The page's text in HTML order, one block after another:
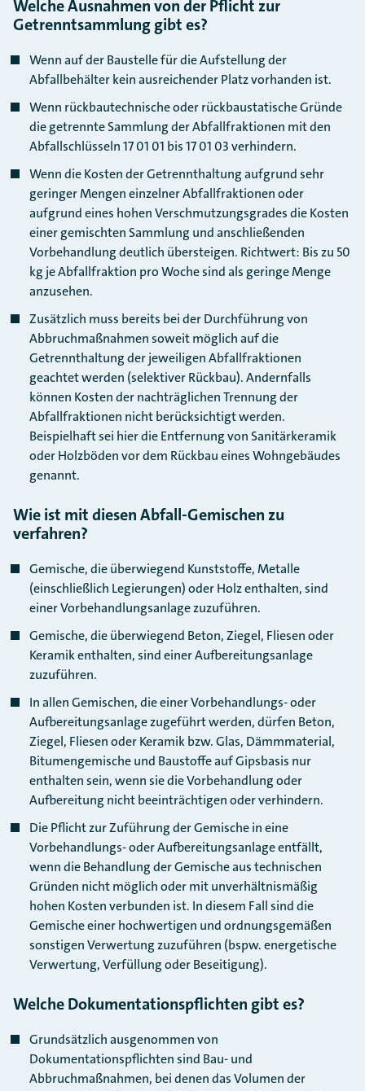
Welche Ausnahmen von der Pflicht zur
Getrenntsammlung gibt es?
Wenn auf der Baustelle für die Aufstellung der
Abfallbehälter kein ausreichender Platz vorhanden ist.
Wenn rückbautechnische oder rückbaustatische Gründe
die getrennte Sammlung der Abfallfraktionen mit den
Abfallschlüsseln 17 01 01 bis 17 01 03 verhindern.
Wenn die Kosten der Getrennthaltung aufgrund sehr
geringer Mengen einzelner Abfallfraktionen oder
aufgrund eines hohen Verschmutzungsgrades die Kosten
einer gemischten Sammlung und anschließenden
Vorbehandlung deutlich übersteigen. Richtwert: Bis zu 50
kg je Abfallfraktion pro Woche sind als geringe Menge
anzusehen.
Zusätzlich muss bereits bei der Durchführung von
Abbruchmaßnahmen soweit möglich auf die
Getrennthaltung der jeweiligen Abfallfraktionen
geachtet werden (selektiver Rückbau). Andernfalls
können Kosten der nachträglichen Trennung der
Abfallfraktionen nicht berücksichtigt werden.
Beispielhaft sei hier die Entfernung von Sanitärkeramik
oder Holzböden vor dem Rückbau eines Wohngebäudes
genannt.
Wie ist mit diesen Abfall-Gemischen zu
verfahren?
Gemische, die überwiegend Kunststoffe, Metalle
(einschließlich Legierungen) oder Holz enthalten, sind
einer Vorbehandlungsanlage zuzuführen.
Gemische, die überwiegend Beton, Ziegel, Fliesen oder
Keramik enthalten, sind einer Aufbereitungsanlage
zuzuführen.
In allen Gemischen, die einer Vorbehandlungs- oder
Aufbereitungsanlage zugeführt werden, dürfen Beton,
Ziegel, Fliesen oder Keramik bzw. Glas, Dämmmaterial,
Bitumengemische und Baustoffe auf Gipsbasis nur
enthalten sein, wenn sie die Vorbehandlung oder
Aufbereitung nicht beeinträchtigen oder verhindern.
Die Pflicht zur Zuführung der Gemische in eine
Vorbehandlungs- oder Aufbereitungsanlage entfällt,
wenn die Behandlung der Gemische aus technischen
Gründen nicht möglich oder mit unverhältnismäßig
hohen Kosten verbunden ist. In diesem Fall sind die
Gemische einer hochwertigen und ordnungsgemäßen
sonstigen Verwertung zuzuführen (bspw. energetische
Verwertung, Verfüllung oder Beseitigung).
Welche Dokumentationspflichten gibt es?
Grundsätzlich ausgenommen von
Dokumentationspflichten sind Bau- und
Abbruchmaßnahmen, bei denen das Volumen der